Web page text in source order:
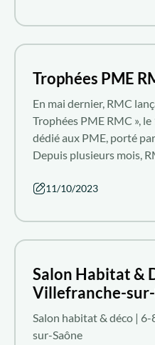
Trophées PME
En mai dernier, RMC
Trophées PME RMC »,
dédié aux PME, porté
Depuis plusieurs mois,
l’économie française.
11/10/2023
Salon Habitat &
Villefranche-
Salon habitat & déco |
sur-Saône